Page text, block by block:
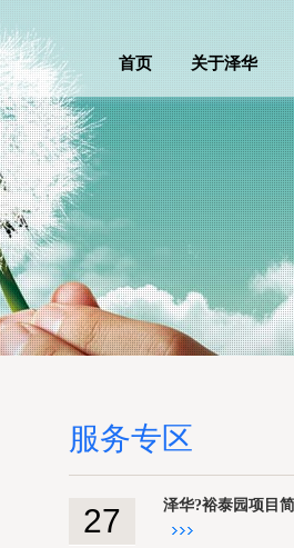
首页 关于泽华
服务专区
27 泽华?裕泰园项目